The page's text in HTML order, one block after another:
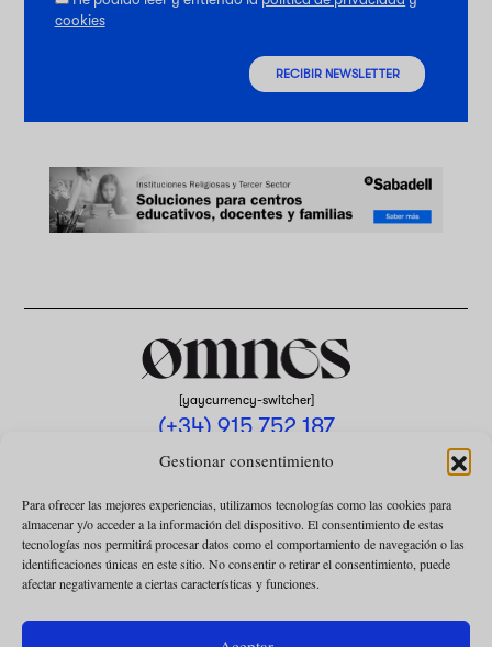
Gestionar consentimiento
Para ofrecer las mejores experiencias, utilizamos tecnologías como las cookies para
almacenar y/o acceder a la información del dispositivo. El consentimiento de estas
tecnologías nos permitirá procesar datos como el comportamiento de navegación o las
identificaciones únicas en este sitio. No consentir o retirar el consentimiento, puede
afectar negativamente a ciertas características y funciones.
cookies
RECIBIR NEWSLETTER
[yaycurrency-switcher]
(+34) 915 752 187
omnes@omnesmag.com
POLÍTICA DE PRIVACIDAD